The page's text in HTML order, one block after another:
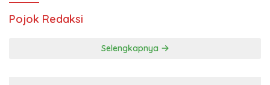
Pojok Redaksi
Selengkapnya